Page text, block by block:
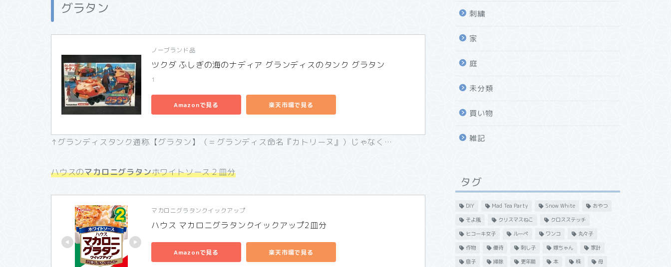
グラタン
ノーブランド品
ツクダ ふしぎの海のナディア グランディスのタンク グラタン
1
Amazonで見る 楽天市場で見る
↑グランディスタンク通称【グラタン】（＝グランディス命名『カトリーヌ』）じゃなく…
ハウスのマカロニグラタンホワイトソース２皿分
マカロニグラタンクイックアップ
ハウス マカロニグラタンクイックアップ2皿分
Amazonで見る 楽天市場で見る
刺繍
家
庭
未分類
買い物
雑記
タグ
DIY Mad Tea Party Snow White
おやつ
そよ風
クリスマスねこ
クロスステッチ
ヒコーキ女子
ルーペ ワンコ
丸々子
作物
優待 刺し子 嫁ちゃん
家計
息子
掃除 更年期 本 株
母